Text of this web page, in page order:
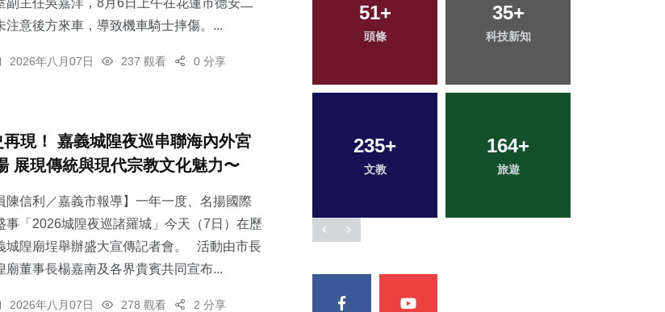
注意後方來車，導致機車騎士摔傷。...
2026年八月07日 237 觀看 0 分享
再現！ 嘉義城隍夜巡串聯海內外宮
展現傳統與現代宗教文化魅力〜
陳信利／嘉義市報導】一年一度、名揚國際
事「2026城隍夜巡諸羅城」今天（7日）在歷
城隍廟埕舉辦盛大宣傳記者會。 活動由市長
廟董事長楊嘉南及各界貴賓共同宣布...
2026年八月07日 278 觀看 2 分享
51+ 35
235+
文教
164
旅遊
67+
宗教
202+
健康
401+
社會
720+
綜合新聞